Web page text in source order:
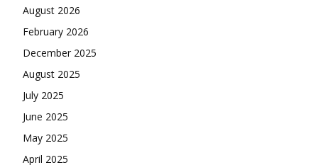
August 2026
February 2026
December 2025
August 2025
July 2025
June 2025
May 2025
April 2025